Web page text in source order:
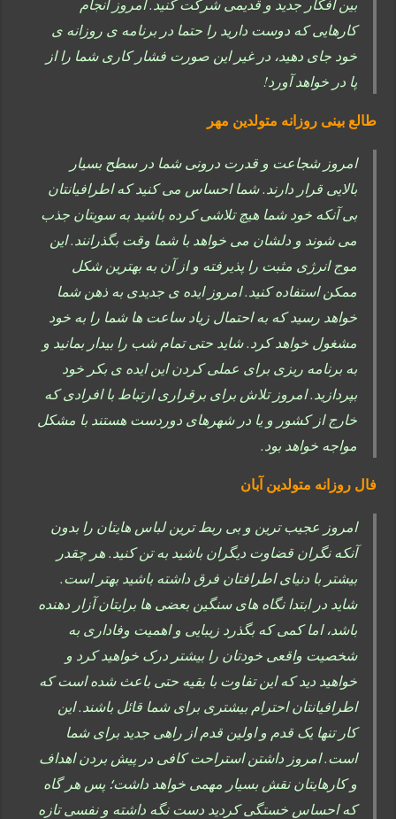
کارهایی که دوست دارید را حتما در برنامه ی روزانه ی
خود جای دهید، در غیر این صورت فشار کاری شما را از
پا در خواهد آورد!
طالع بینی روزانه متولدین مهر
امروز شجاعت و قدرت درونی شما در سطح بسیار
بالایی قرار دارند. شما احساس می کنید که اطرافیانتان
بی آنکه خود شما هیچ تلاشی کرده باشید به سویتان جذب
می شوند و دلشان می خواهد با شما وقت بگذرانند. این
موج انرژی مثبت را پذیرفته و از آن به بهترین شکل
ممکن استفاده کنید. امروز ایده ی جدیدی به ذهن شما
خواهد رسید که به احتمال زیاد ساعت ها شما را به خود
مشغول خواهد کرد. شاید حتی تمام شب را بیدار بمانید و
به برنامه ریزی برای عملی کردن این ایده ی بکر خود
بپردازید. امروز تلاش برای برقراری ارتباط با افرادی که
خارج از کشور و یا در شهرهای دوردست هستند با مشکل
مواجه خواهد بود.
فال روزانه متولدین آبان
امروز عجیب ترین و بی ربط ترین لباس هایتان را بدون
آنکه نگران قضاوت دیگران باشید به تن کنید. هر چقدر
بیشتر با دنیای اطرافتان فرق داشته باشید بهتر است.
شاید در ابتدا نگاه های سنگین بعضی ها برایتان آزار دهنده
باشد، اما کمی که بگذرد زیبایی و اهمیت وفاداری به
شخصیت واقعی خودتان را بیشتر درک خواهید کرد و
خواهید دید که این تفاوت با بقیه حتی باعث شده است که
اطرافیانتان احترام بیشتری برای شما قائل باشند. این
کار تنها یک قدم و اولین قدم از راهی جدید برای شما
است. امروز داشتن استراحت کافی در پیش بردن اهداف
و کارهایتان نقش بسیار مهمی خواهد داشت؛ پس هر گاه
که احساس خستگی کردید دست نگه داشته و نفسی تازه